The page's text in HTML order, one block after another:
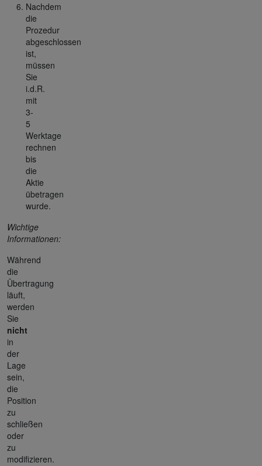
Nachdem
die
Prozedur
abgeschlossen
ist,
müssen
Sie
i.d.R.
mit
3-
5
Werktage
rechnen
bis
die
Aktie
übetragen
wurde.
Wichtige
Informationen:
Während
die
Übertragung
läuft,
werden
Sie
nicht
in
der
Lage
sein,
die
Position
zu
schließen
oder
zu
modifizieren.